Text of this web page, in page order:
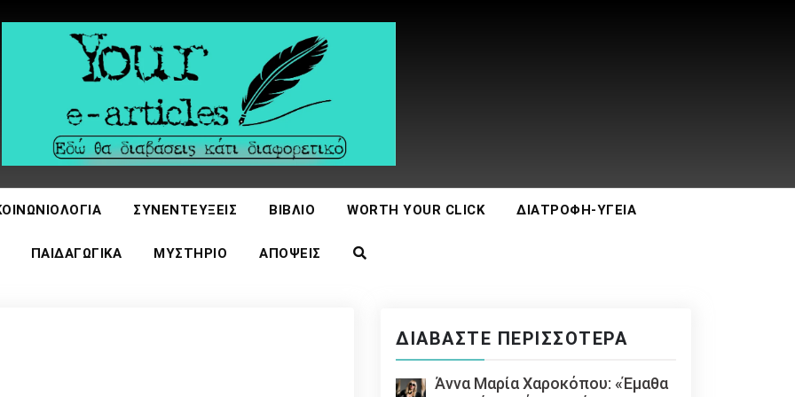
ΣΥΝΕΝΤΕΎΞΕΙΣ ΒΙΒΛΊΟ WORTH YOUR CLICK ΔΙΑΤΡΟΦΉ-ΥΓΕΊΑ
ΠΑΙΔΑΓΩΓΙΚΆ ΜΥΣΤΉΡΙΟ ΑΠΌΨΕΙΣ
ΔΙΑΒΆΣΤΕ ΠΕΡΙΣΣΌΤΕΡΑ
Άννα Μαρία Χαροκόπου: «Έμαθα